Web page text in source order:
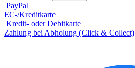
PayPal
EC-/Kreditkarte
Kredit- oder Debitkarte
Zahlung bei Abholung (Click & Collect)